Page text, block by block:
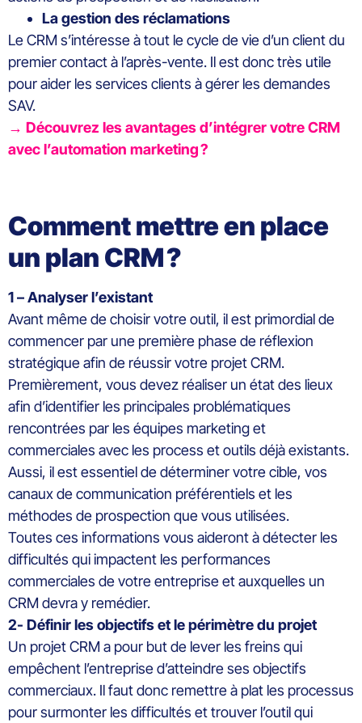
La gestion des réclamations
Le CRM s’intéresse àtout le cycle de vie d’un client du
premier contact à l’après-vente. Il est donctrès utile
pour aider les services clients àgérer les demandes
SAV.
→ Découvrez les avantages d’intégrer votre CRM
avec l’automation marketing ?
Comment mettre en place
un plan CRM?
1 – Analyser l’existant
Avant même dechoisir votre outil, il est primordial de
commencer par une première phase de réflexion
stratégique afin de réussir votre projet CRM.
Premièrement, vous devez réaliser un état des lieux
afin d’identifier les principales problématiques
rencontrées par les équipes marketing et
commerciales avec les process et outils déjàexistants.
Aussi, il est essentiel de déterminer votre cible, vos
canaux de communication préférentiels et les
méthodes de prospection que vous utilisées.
Toutes ces informations vous aideront àdétecter les
difficultés qui impactent les performances
commerciales de votre entrepriseetauxquelles un
CRM devray remédier.
2- Définir les objectifs et le périmètre du projet
Un projet CRM a pour butde lever les freins qui
empêchent l’entreprise d’atteindre ses objectifs
commerciaux. Il faut donc remettre à plat les processus
pour surmonter les difficultés et trouver l’outil qui